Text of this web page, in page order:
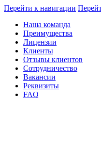
Перейти к навигации
Наша команда
Преимущества
Лицензии
Клиенты
Отзывы клиентов
Сотрудничество
Вакансии
Реквизиты
FAQ